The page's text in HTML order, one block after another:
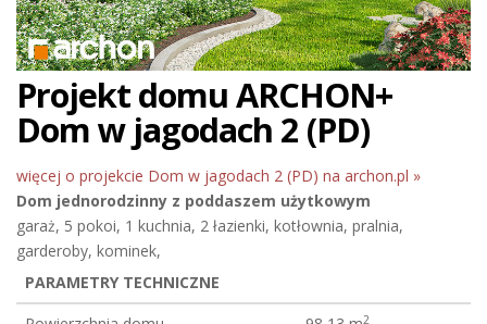
Projekt domu ARCHON+
Dom w jagodach 2 (PD)
więcej o projekcie Dom w jagodach 2 (PD) na archon.pl »
Dom jednorodzinny z poddaszem użytkowym
garaż, 5 pokoi, 1 kuchnia, 2 łazienki, kotłownia, pralnia,
garderoby, kominek,
PARAMETRY TECHNICZNE
2